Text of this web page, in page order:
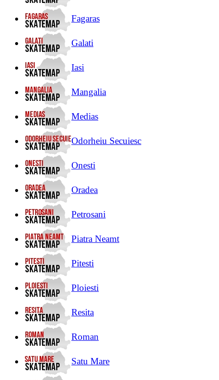
Fagaras
Galati
Iasi
Mangalia
Medias
Odorheiu Secuiesc
Onesti
Oradea
Petrosani
Piatra Neamt
Pitesti
Ploiesti
Resita
Roman
Satu Mare